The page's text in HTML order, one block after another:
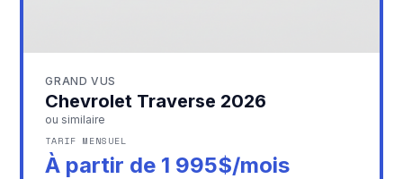
GRAND VUS
Chevrolet Traverse 2026
ou similaire
TARIF MENSUEL
À partir de 1 995$/mois